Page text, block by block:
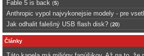
Fable 5 is back (5)
Anthropic vypol najvykonejsie modely - pre
Jak odhalit falešný USB flash disk? (20)
Články